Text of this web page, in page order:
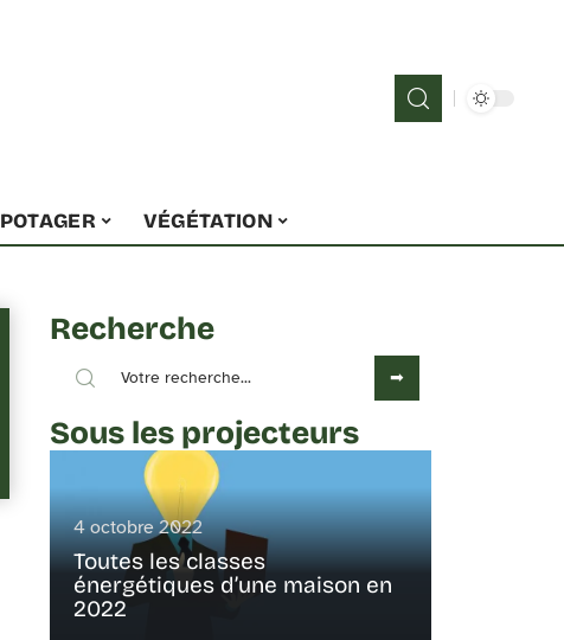
POTAGER VÉGÉTATION
Recherche
Sous les projecteurs
4 octobre 2022
Toutes les classes
énergétiques d’une maison en
2022